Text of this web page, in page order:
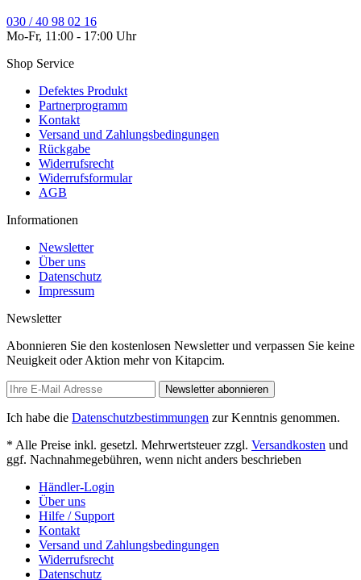
030 / 40 98 02 16
Mo-Fr, 11:00 - 17:00 Uhr
Shop Service
Defektes Produkt
Partnerprogramm
Kontakt
Versand und Zahlungsbedingungen
Rückgabe
Widerrufsrecht
Widerrufsformular
AGB
Informationen
Newsletter
Über uns
Datenschutz
Impressum
Newsletter
Abonnieren Sie den kostenlosen Newsletter und verpassen Sie keine
Neuigkeit oder Aktion mehr von Kitapcim.
Newsletter abonnieren
Ich habe die Datenschutzbestimmungen zur Kenntnis genommen.
* Alle Preise inkl. gesetzl. Mehrwertsteuer zzgl. Versandkosten und
ggf. Nachnahmegebühren, wenn nicht anders beschrieben
Händler-Login
Über uns
Hilfe / Support
Kontakt
Versand und Zahlungsbedingungen
Widerrufsrecht
Datenschutz